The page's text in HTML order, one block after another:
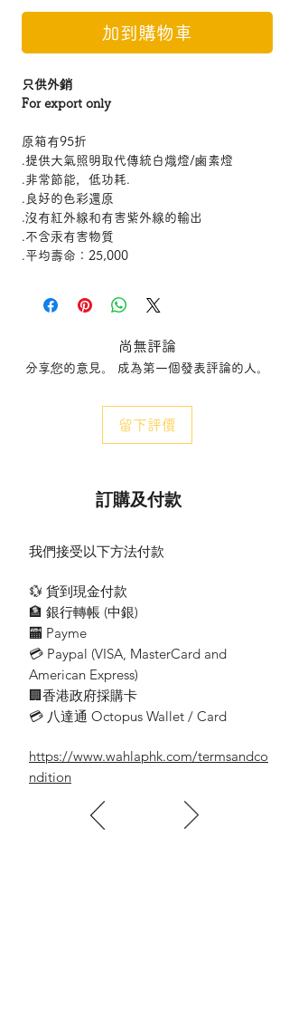
加到購物車
只供外銷
For export only
原箱有95折
.提供大氣照明取代傳統白熾燈/鹵素燈
.非常節能，低功耗.
.良好的色彩還原
.沒有紅外線和有害紫外線的輸出
.不含汞有害物質
.平均壽命：25,000
traditional incandescent/halogen lamps
.good colour rendition
.no mercury and hazardous substances
.Average life time : 25,000 - the average of
尚無評論
分享您的意見。 成為第一個發表評論的人。
留下評價
訂購及付款
我們接受以下方法付款
💱 貨到現金付款
🏦 銀行轉帳 (​中銀)
🏧 Payme
💳 Paypal (VISA​, MasterCard and
American Express)
🏢香港政府採購卡
💳 八達通 Octopus Wallet / Card
https://www.wahlaphk.com/termsandco
ndition